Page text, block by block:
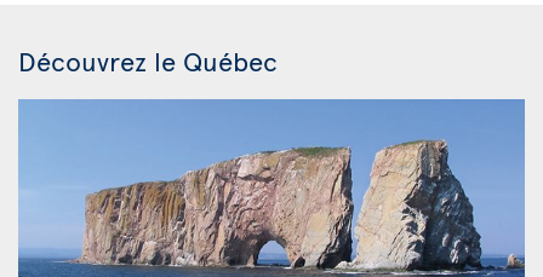
Découvrez le Québec